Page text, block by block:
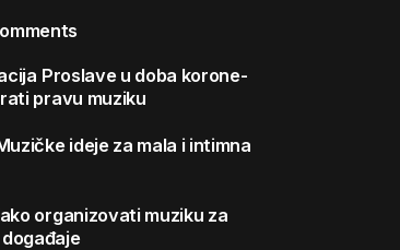
Proslave u doba korone-
pravu muziku
ideje za mala i intimna
organizovati muziku za